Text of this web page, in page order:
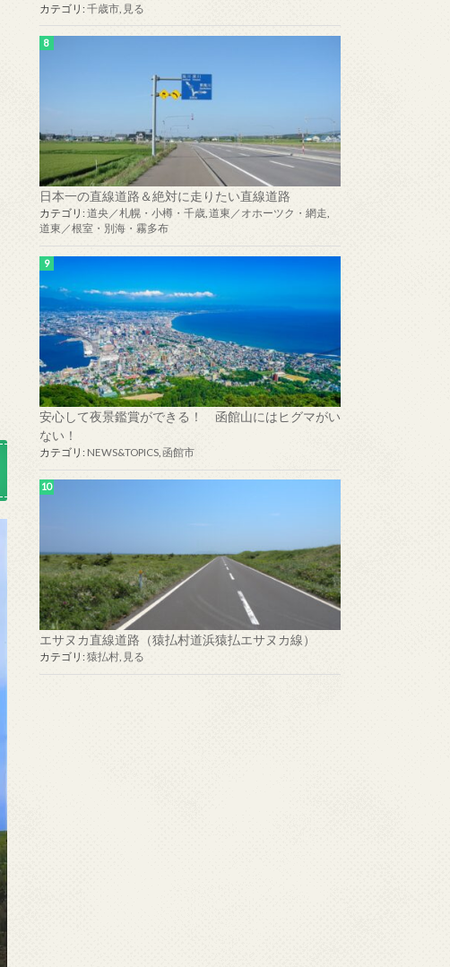
カテゴリ: 千歳市 見る
日本一の直線道路＆絶対に走りたい直線道路
カテゴリ: 道央／札幌・小樽・千歳 道東／オホーツク・網走
道東／根室・別海・霧多布
安心して夜景鑑賞ができる！ 函館山にはヒグマがい
ない！
カテゴリ: NEWS&TOPICS 函館市
エサヌカ直線道路（猿払村道浜猿払エサヌカ線）
カテゴリ: 猿払村 見る